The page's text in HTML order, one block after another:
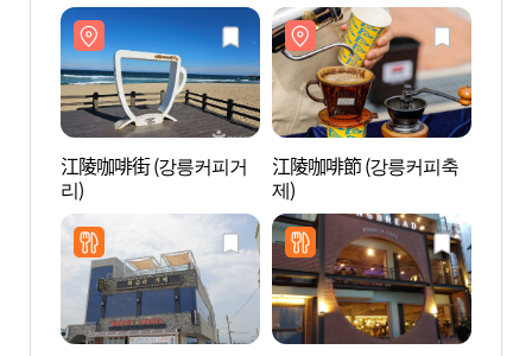
江陵咖啡街 (강릉커피거
리)
江陵咖啡節 (강릉커피축
제)